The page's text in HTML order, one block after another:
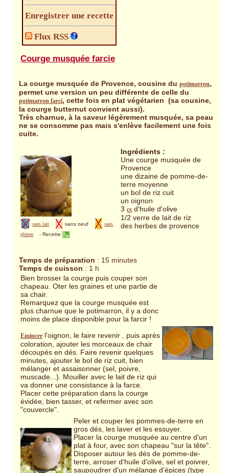
Enregistrer une recette
Flux RSS
Courge musquée farcie
La courge musquée de Provence, cousine dupotimarron,
permet une version un peu différente de celle du
potimarron farci, cette fois en plat végétarien (sa cousine,
la courge butternut convient aussi).
Très charnue, à la saveur légèrement musquée, sa peau
ne se consomme pas mais s'enlève facilement une fois
cuite.
sans lait sans oeuf
sans
gluten
-Recette
Ingrédients :
Une courge musquée de
Provence
une dizaine de pomme-de-
terre moyenne
un bol de riz cuit
un oignon
3cs d'huile d'olive
1/2 verre de lait de riz
des herbes de provence
Temps de préparation : 15 minutes
Temps de cuisson : 1 h
Bien brosser la courge puis couper son
chapeau. Oter les graines et une partie de
sa chair.
Remarquez que la courge musquée est
plus charnue que le potimarron, il y a donc
moins de place disponible pour la farcir !
Emincer l'oignon, le faire revenir , puis après
coloration, ajouter les morceaux de chair
découpés en dés. Faire revenir quelques
minutes, ajouter le bol de riz cuit, bien
mélanger et assaisonner (sel, poivre,
muscade...). Mouiller avec le lait de riz qui
va donner une consistance à la farce.
Placer cette préparation dans la courge
évidée, bien tasser, et refermer avec son
"couvercle".
Peler et couper les pommes-de-terre en
gros dés, les laver et les essuyer.
Placer la courge musquée au centre d'un
plat à four, avec son chapeau "sur la tête".
Disposer autour les dés de pomme-de-
terre, arroser d'huile d'olive, sel et poivrer,
saupoudrer d'un mélange d'épices (type